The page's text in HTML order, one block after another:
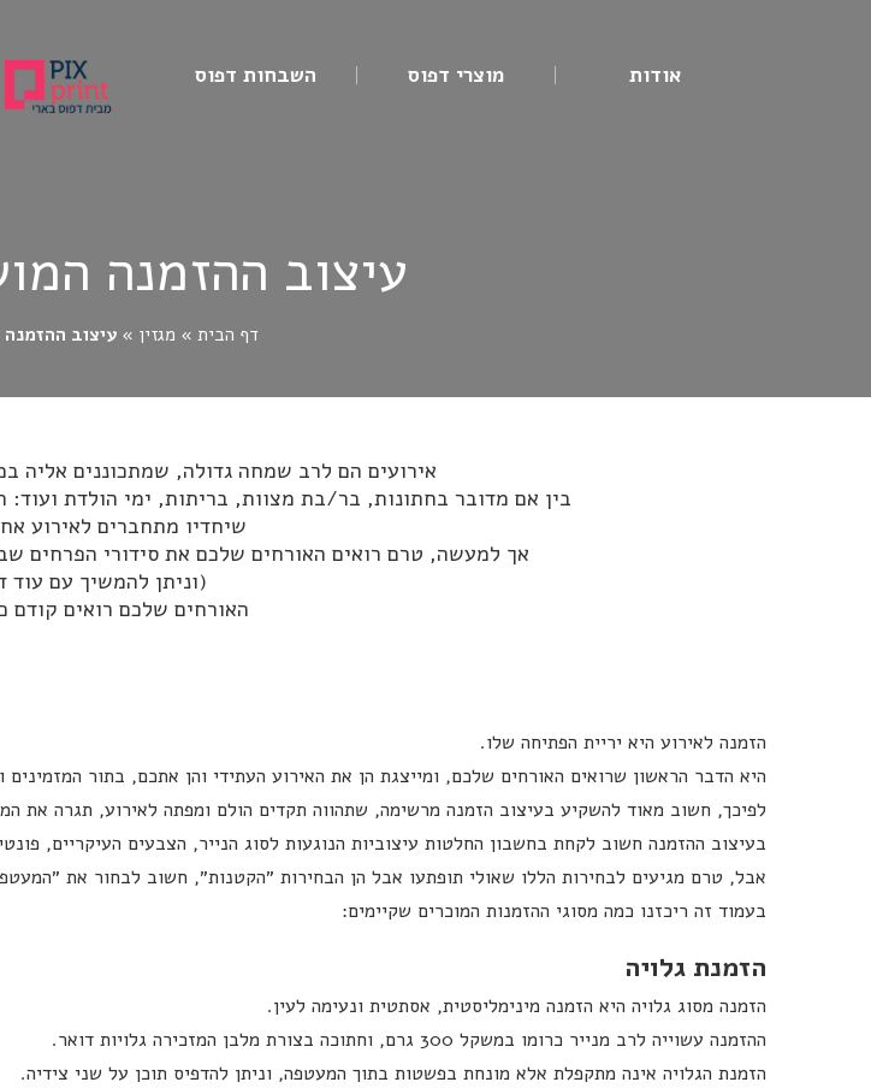
אודות מוצרי דפוס השבחות דפוס
עיצוב ההזמנה
דף הבית » מגזין » עיצוב
אירועים הם לרב שמחה גדולה, שמתכוננים אליה
בין אם מדובר בחתונות, בר/בת מצוות, בריתות, ימי הולדת ועוד:
שיחדיו מתחברים לאירוע
אך למעשה, טרם רואים האורחים שלכם את סידורי הפרחים
(וניתן להמשיך עם עוד
האורחים שלכם רואים קודם
הזמנה לאירוע היא יריית הפתיחה שלו.
היא הדבר הראשון שרואים האורחים שלכם, ומייצגת הן את האירוע העתידי והן אתכם, בתור המזמינים
לפיכך, חשוב מאוד להשקיע בעיצוב הזמנה מרשימה, שתהווה תקדים הולם ומפתה לאירוע, תגרה את
בעיצוב ההזמנה חשוב לקחת בחשבון החלטות עיצוביות הנוגעות לסוג הנייר, הצבעים העיקריים,
אבל, טרם מגיעים לבחירות הללו שאולי תופתעו אבל הן הבחירות ״הקטנות״, חשוב לבחור את
בעמוד זה ריכזנו כמה מסוגי ההזמנות המוכרים שקיימים:
הזמנת גלויה
הזמנה מסוג גלויה היא הזמנה מינימליסטית, אסתטית ונעימה לעין.
ההזמנה עשוייה לרב מנייר כרומו במשקל 300 גרם, וחתוכה בצורת מלבן המזכירה גלויות דואר.
הזמנת הגלויה אינה מתקפלת אלא מונחת בפשטות בתוך המעטפה, וניתן להדפיס תוכן על שני צידיה.